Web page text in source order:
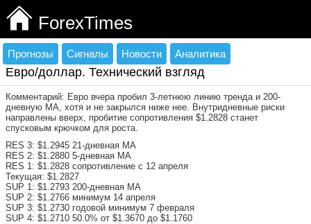
ForexTimes
Прогнозы Сигналы Новости Аналитика
Евро/доллар. Технический взгляд
Комментарий: Евро вчера пробил 3-летнюю линию тренда и 200-
дневную МА, хотя и не закрылся ниже нее. Внутридневные риски
направлены вверх, пробитие сопротивления $1.2828 станет
спусковым крючком для роста.
RES 3: $1.2945 21-дневная МА
RES 2: $1.2880 5-дневная МА
RES 1: $1.2828 сопротивление с 12 апреля
Текущая: $1.2827
SUP 1: $1.2793 200-дневная МА
SUP 2: $1.2766 минимум 14 апреля
SUP 3: $1.2730 годовой минимум 7 февраля
SUP 4: $1.2710 50.0% от $1.3670 до $1.1760